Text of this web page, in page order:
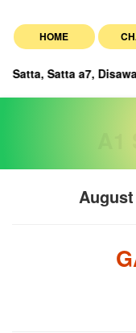
HOME
Disawar,
August